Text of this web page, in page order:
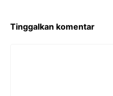
Tinggalkan komentar